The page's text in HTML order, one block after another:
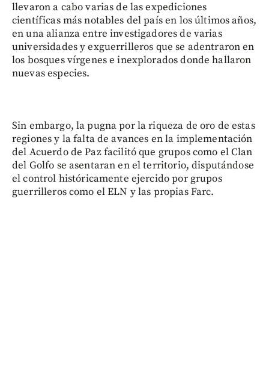
llevaron a cabo varias de las expediciones
científicas más notables del país en los últimos años,
en una alianza entre investigadores de varias
universidades y exguerrilleros que se adentraron en
los bosques vírgenes e inexplorados donde hallaron
nuevas especies.
Sin embargo, la pugna por la riqueza de oro de estas
regiones y la falta de avances en la implementación
del Acuerdo de Paz facilitó que grupos como el Clan
del Golfo se asentaran en el territorio, disputándose
el control históricamente ejercido por grupos
guerrilleros como el ELN y las propias Farc.